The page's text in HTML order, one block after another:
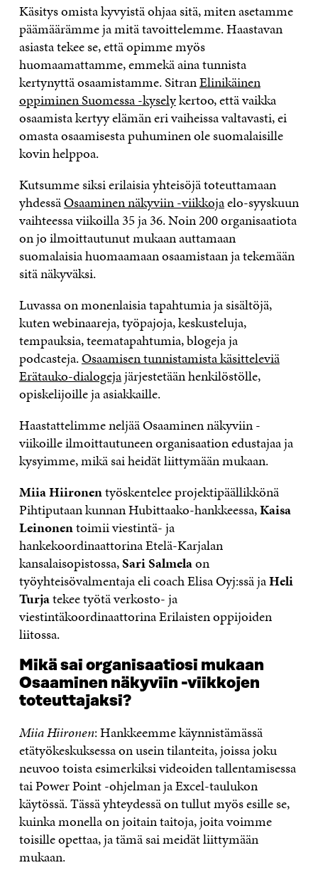
Käsitys omista kyvyistä ohjaa sitä, miten asetamme
päämäärämme ja mitä tavoittelemme. Haastavan
asiasta tekee se, että opimme myös
huomaamattamme, emmekä aina tunnista
kertynyttä osaamistamme. SitranElinikäinen
oppiminen Suomessa -kyselykertoo, että vaikka
osaamista kertyy elämän eri vaiheissa valtavasti, ei
omasta osaamisesta puhuminen ole suomalaisille
kovin helppoa.
Kutsumme siksi erilaisia yhteisöjä toteuttamaan
yhdessäOsaaminen näkyviin -viikkojaelo-syyskuun
vaihteessa viikoilla 35 ja 36. Noin 200 organisaatiota
on jo ilmoittautunut mukaan auttamaan
suomalaisia huomaamaan osaamistaan ja tekemään
sitä näkyväksi.
Luvassa on monenlaisia tapahtumia ja sisältöjä,
kuten webinaareja, työpajoja, keskusteluja,
tempauksia, teematapahtumia, blogeja ja
podcasteja.Osaamisen tunnistamista käsitteleviä
Erätauko-dialogejajärjestetään henkilöstölle,
opiskelijoille ja asiakkaille.
Haastattelimme neljää Osaaminen näkyviin -
viikoille ilmoittautuneen organisaation edustajaa ja
kysyimme, mikä sai heidät liittymään mukaan.
Miia Hiironentyöskentelee projektipäällikkönä
Pihtiputaan kunnan Hubittaako-hankkeessa,Kaisa
Leinonentoimii viestintä- ja
hankekoordinaattorina Etelä-Karjalan
kansalaisopistossa,Sari Salmelaon
työyhteisövalmentaja eli coach Elisa Oyj:ssä jaHeli
Turjatekee työtä verkosto- ja
viestintäkoordinaattorina Erilaisten oppijoiden
liitossa.
Mikä sai organisaatiosi mukaan
Osaaminen näkyviin -viikkojen
toteuttajaksi?
Miia Hiironen: Hankkeemme käynnistämässä
etätyökeskuksessa on usein tilanteita, joissa joku
neuvoo toista esimerkiksi videoiden tallentamisessa
tai Power Point -ohjelman ja Excel-taulukon
käytössä. Tässä yhteydessä on tullut myös esille se,
kuinka monella on joitain taitoja, joita voimme
toisille opettaa, ja tämä sai meidät liittymään
mukaan.